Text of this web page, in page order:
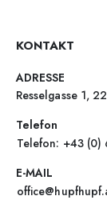
KONTAKT
ADRESSE
Resselgasse 1,
Telefon
Telefon: +43
E-MAIL